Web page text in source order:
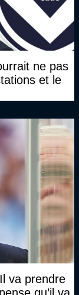
ne pas
et le
va prendre